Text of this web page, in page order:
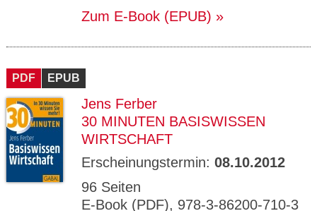
Zum E-Book (EPUB)
PDF EPUB
Jens Ferber
30 MINUTEN BASISWISSEN
WIRTSCHAFT
Erscheinungstermin: 08.10.2012
96 Seiten
E-Book (PDF), 978-3-86200-710-3